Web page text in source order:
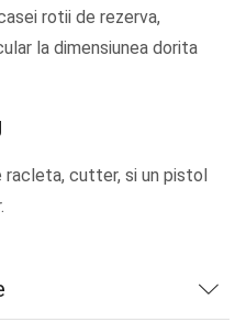
rotii de rezerva,
la dimensiunea dorita
cutter, si un pistol